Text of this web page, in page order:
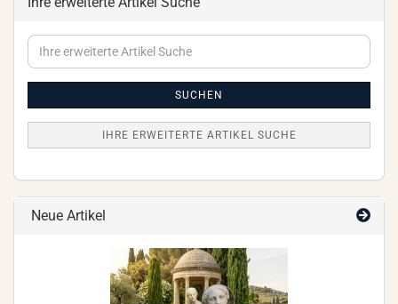
Ihre
erweiterte
SUCHEN
IHRE ERWEITERTE ARTIKEL SUCHE
Neue Artikel